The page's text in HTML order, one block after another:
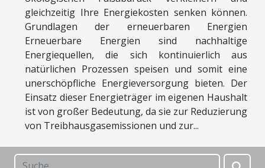
gleichzeitig Ihre Energiekosten senken können.
Grundlagen der erneuerbaren Energien
Erneuerbare Energien sind nachhaltige
Energiequellen, die sich kontinuierlich aus
natürlichen Prozessen speisen und somit eine
unerschöpfliche Energieversorgung bieten. Der
Einsatz dieser Energieträger im eigenen Haushalt
ist von großer Bedeutung, da sie zur Reduzierung
von Treibhausgasemissionen und zur...